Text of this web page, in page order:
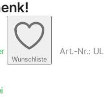
Wunschliste
Art.-Nr.: